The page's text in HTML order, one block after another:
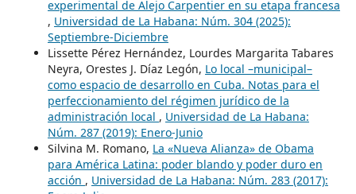
experimental de Alejo Carpentier en su etapa francesa
, Universidad de La Habana: Núm. 304 (2025):
Septiembre-Diciembre
Lissette Pérez Hernández, Lourdes Margarita Tabares
Neyra, Orestes J. Díaz Legón, Lo local –municipal–
como espacio de desarrollo en Cuba. Notas para el
perfeccionamiento del régimen jurídico de la
administración local , Universidad de La Habana:
Núm. 287 (2019): Enero-Junio
Silvina M. Romano, La «Nueva Alianza» de Obama
para América Latina: poder blando y poder duro en
acción , Universidad de La Habana: Núm. 283 (2017):